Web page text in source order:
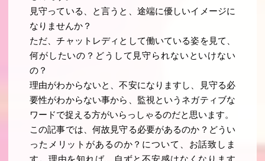
見守っている、と言うと、途端に優しいイメージに
なりませんか？
ただ、チャットレディとして働いている姿を見て、
何がしたいの？どうして見守られないといけない
の？
理由がわからないと、不安になりますし、見守る必
要性がわからない事から、監視というネガティブな
ワードで捉える方がいらっしゃるのだと思います。
この記事では、何故見守る必要があるのか？どうい
ったメリットがあるのか？について、お話致しま